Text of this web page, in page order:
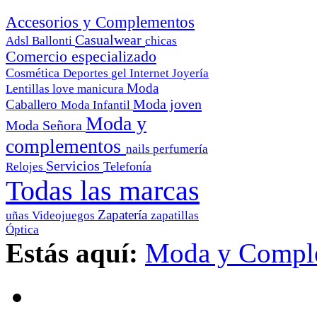
Accesorios y Complementos
Adsl Ballonti Casualwear chicas
Comercio especializado
Cosmética Deportes gel Internet Joyería
Lentillas love manicura Moda
Caballero Moda Infantil Moda joven
Moda Señora Moda y
complementos nails perfumería
Relojes Servicios Telefonía
Todas las marcas
uñas Videojuegos Zapatería zapatillas
Óptica
Estás aquí: Moda y